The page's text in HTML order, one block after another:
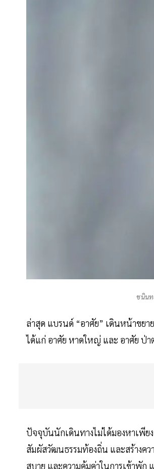
ชนินท
ล่าสุด แบรนด์ “อาศัย” เดินหน้าขยา
ได้แก่ อาศัย หาดใหญ่ และ อาศัย ป่า
ปัจจุบันนักเดินทางไม่ได้มองหาเพี
สัมผัสวัฒนธรรมท้องถิ่น และสร้างค
สบาย และความคุ้มค่าในการเข้าพั